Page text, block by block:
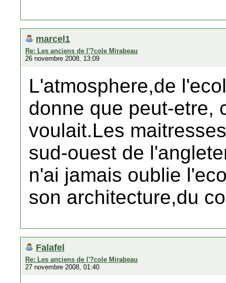
marcel1
Re: Les anciens de l'?cole Mirabeau
26 novembre 2008, 13:09
L'atmosphere,de
donne que peut-etre,
voulait.Les
sud-ouest de
n'ai jamais oublie
son architecture,du
Falafel
Re: Les anciens de l'?cole Mirabeau
27 novembre 2008, 01:40